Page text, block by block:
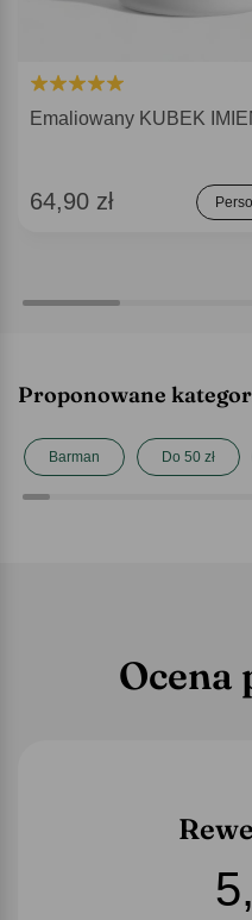
Emaliowany KUBEK
64,90 zł
Proponowane
Barman Do 50 zł